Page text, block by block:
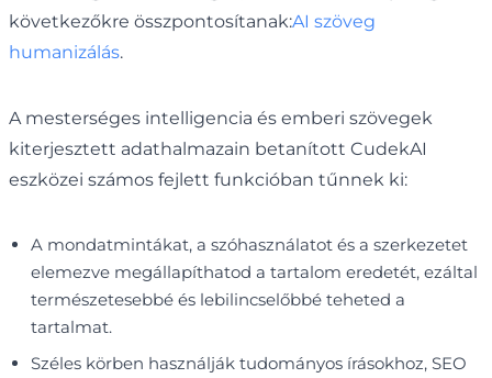
következőkre összpontosítanak:AI szöveg
humanizálás.
A mesterséges intelligencia és emberi szövegek
kiterjesztett adathalmazain betanított CudekAI
eszközei számos fejlett funkcióban tűnnek ki:
A mondatmintákat, a szóhasználatot és a szerkezetet
elemezve megállapíthatod a tartalom eredetét, ezáltal
természetesebbé és lebilincselőbbé teheted a
tartalmat.
Széles körben használják tudományos írásokhoz, SEO